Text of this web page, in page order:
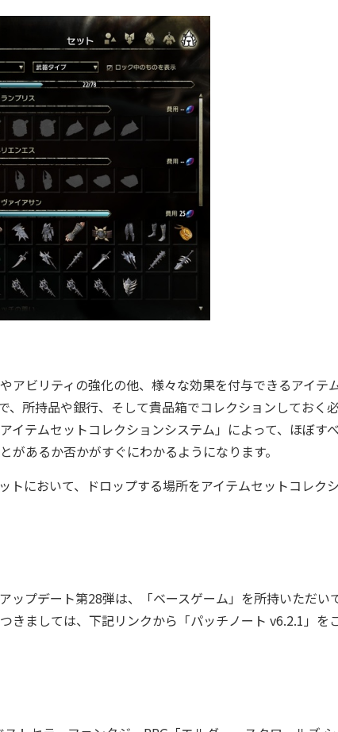
ビリティの強化の他、様々な効果を付与できるアイテ
、所持品や銀行、そして貴品箱でコレクションしておく
テムセットコレクションシステム」によって、ほぼす
あるか否かがすぐにわかるようになります。
において、ドロップする場所をアイテムセットコレク
プデート第28弾は、「ベースゲーム」を所持いただい
きましては、下記リンクから「パッチノート v6.2.1」を